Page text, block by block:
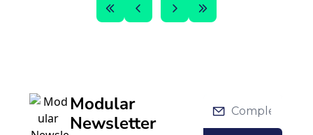
Modular
Newsletter